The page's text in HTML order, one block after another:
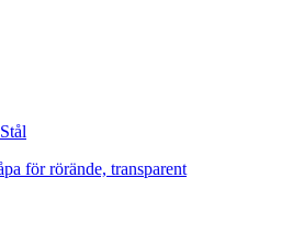
för rörände, transparent